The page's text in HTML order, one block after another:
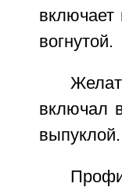
включает
вогнутой.
включал
выпуклой.